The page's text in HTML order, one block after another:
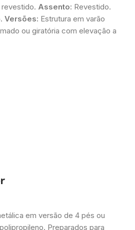
Assento: Revestido.
Versões: Estrutura em varão
ou giratória com elevação a
em versão de 4 pés ou
Preparados para